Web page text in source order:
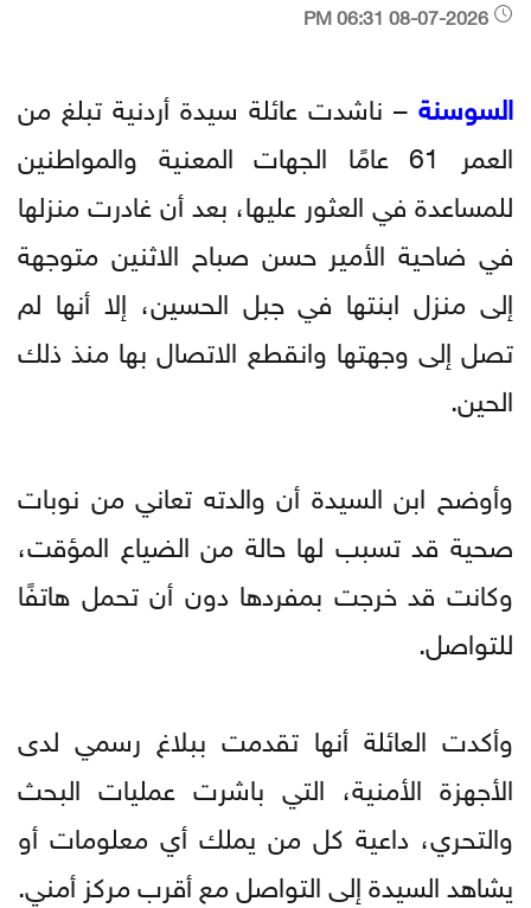
السوسنة – ناشدت عائلة سيدة أردنية تبلغ من
العمر 61 عامًا الجهات المعنية والمواطنين
للمساعدة في العثور عليها، بعد أن غادرت منزلها
في ضاحية الأمير حسن صباح الاثنين متوجهة
إلى منزل ابنتها في جبل الحسين، إلا أنها لم
تصل إلى وجهتها وانقطع الاتصال بها منذ ذلك
الحين.
وأوضح ابن السيدة أن والدته تعاني من نوبات
صحية قد تسبب لها حالة من الضياع المؤقت،
وكانت قد خرجت بمفردها دون أن تحمل هاتفًا
للتواصل.
وأكدت العائلة أنها تقدمت ببلاغ رسمي لدى
الأجهزة الأمنية، التي باشرت عمليات البحث
والتحري، داعية كل من يملك أي معلومات أو
يشاهد السيدة إلى التواصل مع أقرب مركز أمني.